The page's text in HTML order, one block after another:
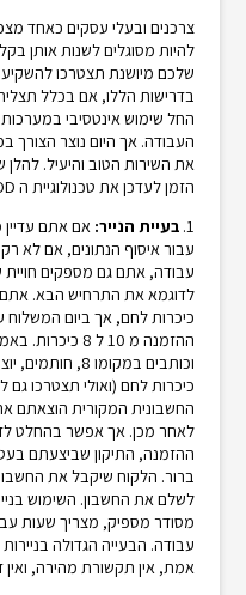
צרכנים ובעלי עסקים כאחד
שלכם מיושנת תצטרכו
בדרישות הללו, אם בכלל
החל שימוש אינטסיבי
העבודה. אך היום נוצר הצורך
את השירות הטוב והיעיל.
הזמן לעדכן את טכנולוגיית ה POD שלכם:
1. בעיית הנייר: אם אתם
עבור איסוף הנתונים, אם לא
עבודה, אתם גם מספקים חויית
כיכרות לחם, אך ביום
כיכרות לחם (ואולי תצטרכו
החשבונית המקורית הוצאתם
לאחר מכן. אך אפשר בהחלט
ההזמנה, התיקון שביצעתם
ברור. הלקוח שיקבל את
לשלם את החשבון. השימוש
מסודר מספיק, מצריך שעות
עבודה. הבעייה הגדולה
אמת, אין תקשורת מהירה,